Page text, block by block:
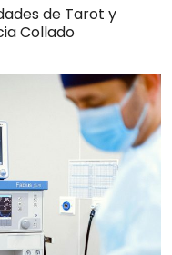
de Tarot y
Collado